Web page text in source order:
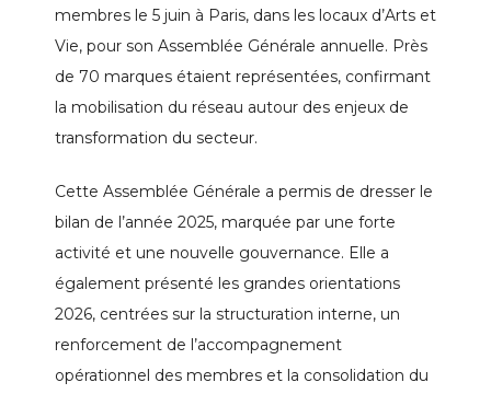
membres le 5 juin à Paris, dans les locaux d’Arts et
Vie, pour son Assemblée Générale annuelle. Près
de 70 marques étaient représentées, confirmant
la mobilisation du réseau autour des enjeux de
transformation du secteur.
Cette Assemblée Générale a permis de dresser le
bilan de l’année 2025, marquée par une forte
activité et une nouvelle gouvernance. Elle a
également présenté les grandes orientations
2026, centrées sur la structuration interne, un
renforcement de l’accompagnement
opérationnel des membres et la consolidation du